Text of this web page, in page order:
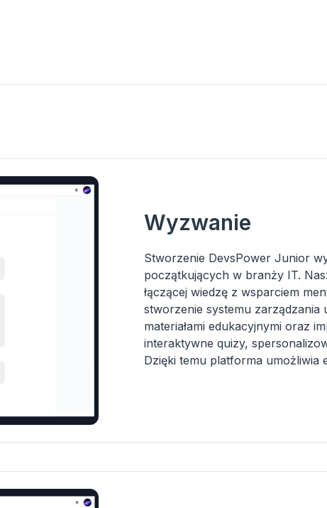
Wyzwanie
Stworzenie DevsPower Junior
początkujących w branży IT.
łączącej wiedzę z wsparciem
stworzenie systemu zarządzania
materiałami edukacyjnymi oraz
interaktywne quizy,
Dzięki temu platforma umożliwia